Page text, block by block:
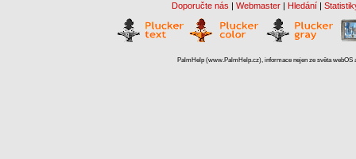
Doporučte nás | Webmaster | Hledání |
PalmHelp (www.PalmHelp.cz), informace nejen ze světa